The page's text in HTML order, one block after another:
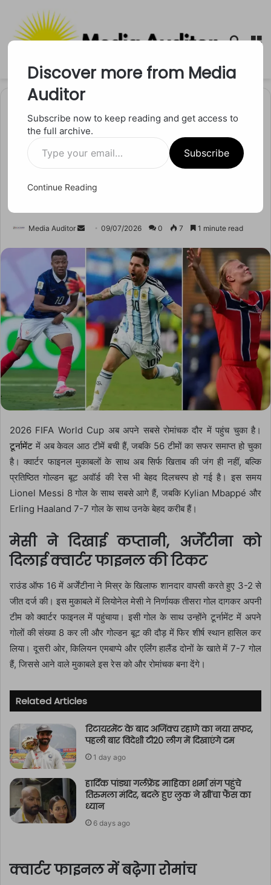
Search
खेल
क्वार्टर फाइनल से पहले मेसी टॉप
Media Auditor
Send
email
09/07/2026 0 7 1 minute read
2026 FIFA World Cup अब अपने सबसे रोमांचक दौर में पहुंच चुका है।
टूर्नामेंट में अब केवल आठ टीमें बची हैं, जबकि 56 टीमों का सफर समाप्त हो चुका
है। क्वार्टर फाइनल मुकाबलों के साथ अब सिर्फ खिताब की जंग ही नहीं, बल्कि
प्रतिष्ठित गोल्डन बूट अवॉर्ड की रेस भी बेहद दिलचस्प हो गई है। इस समय
Lionel Messi 8 गोल के साथ सबसे आगे हैं, जबकि Kylian Mbappé और
Erling Haaland 7-7 गोल के साथ उनके बेहद करीब हैं।
मेसी ने दिखाई कप्तानी, अर्जेंटीना को
दिलाई क्वार्टर फाइनल की टिकट
राउंड ऑफ 16 में अर्जेंटीना ने मिस्र के खिलाफ शानदार वापसी करते हुए 3-2 से
जीत दर्ज की। इस मुकाबले में लियोनेल मेसी ने निर्णायक तीसरा गोल दागकर अपनी
टीम को क्वार्टर फाइनल में पहुंचाया। इसी गोल के साथ उन्होंने टूर्नामेंट में अपने
गोलों की संख्या 8 कर ली और गोल्डन बूट की दौड़ में फिर शीर्ष स्थान हासिल कर
लिया। दूसरी ओर, किलियन एमबाप्पे और एर्लिंग हालैंड दोनों के खाते में 7-7 गोल
हैं, जिससे आने वाले मुकाबले इस रेस को और रोमांचक बना देंगे।
Related Articles
रिटायरमेंट के बाद अजिंक्य रहाणे का नया सफर,
पहली बार विदेशी टी20 लीग में दिखाएंगे दम
1 day ago
हार्दिक पांड्या गर्लफ्रेंड माहिका शर्मा संग पहुंचे
तिरुमला मंदिर, बदले हुए लुक ने खींचा फैंस का
ध्यान
6 days ago
क्वार्टर फाइनल में बढ़ेगा रोमांच
Discover more from Media
Auditor
Subscribe now to keep reading and get access to
the full archive.
Type
your
email…
Subscribe
Continue Reading